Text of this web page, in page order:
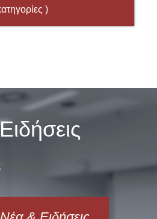
)
ΑΓΑΠΗΜΕΝΟ